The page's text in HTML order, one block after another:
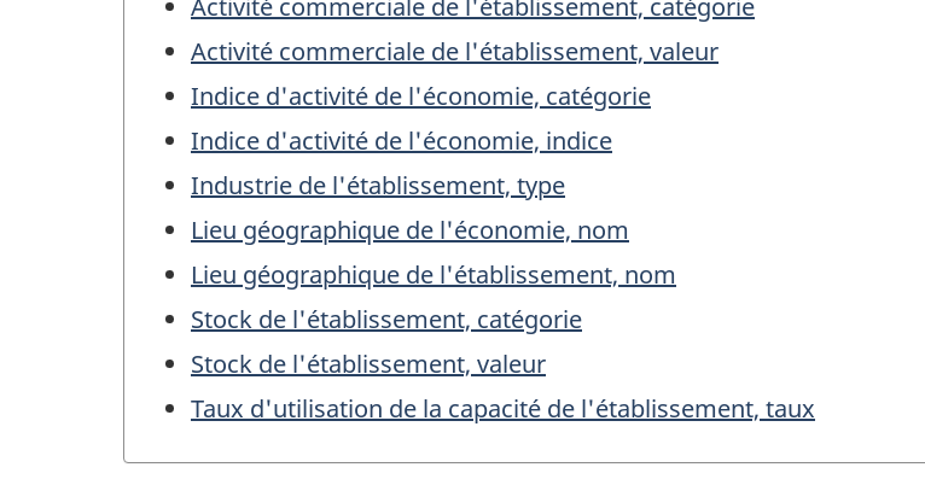
Activité commerciale de l'établissement, valeur
Indice d'activité de l'économie, catégorie
Indice d'activité de l'économie, indice
Industrie de l'établissement, type
Lieu géographique de l'économie, nom
Lieu géographique de l'établissement, nom
Stock de l'établissement, catégorie
Stock de l'établissement, valeur
Taux d'utilisation de la capacité de l'établissement, taux